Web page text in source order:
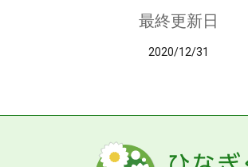
最終更新日
2020/12/31